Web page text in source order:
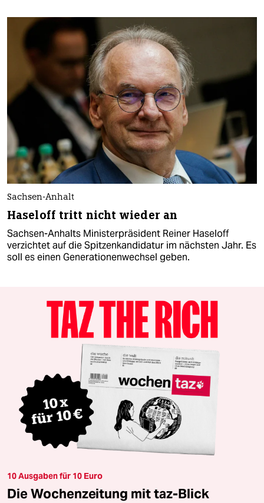
Sachsen-Anhalt
Haseloff tritt nicht wieder an
Sachsen-Anhalts Ministerpräsident Reiner Haseloff
verzichtet auf die Spitzenkandidatur im nächsten Jahr. Es
soll es einen Generationenwechsel geben.
10 Ausgaben für 10 Euro
Die Wochenzeitung mit taz-Blick